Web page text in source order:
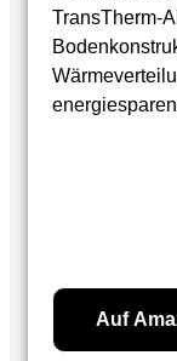
TransTherm-
Auf